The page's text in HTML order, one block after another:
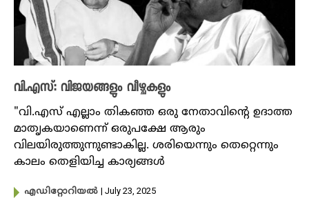
വി.എസ്: വിജയങ്ങളും വീഴ്ചകളും
"വി.എസ് എല്ലാം തികഞ്ഞ ഒരു നേതാവിന്റെ ഉദാത്ത
മാതൃകയാണെന്ന് ഒരുപക്ഷേ ആരും
വിലയിരുത്തുന്നുണ്ടാകില്ല. ശരിയെന്നും തെറ്റെന്നും
കാലം തെളിയിച്ച കാര്യങ്ങൾ
എഡിറ്റോറിയൽ | July 23, 2025